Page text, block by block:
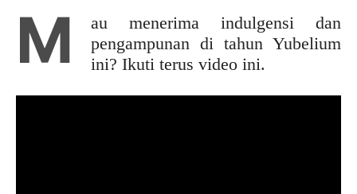
M
au menerima indulgensi dan
pengampunan di tahun Yubelium
ini? Ikuti terus video ini.